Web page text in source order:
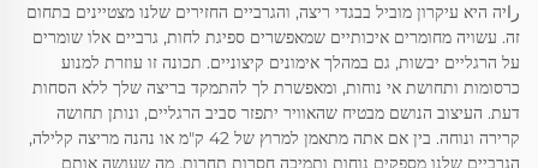
راיה היא עיקרון מוביל בבגדי ריצה, והגרביים החזירים שלנו מצטיינים בתחום
זה. עשויה מחומרים איכותיים שמאפשרים ספיגת לחות, גרביים אלו שומרים
על הרגליים יבשות, גם במהלך אימונים קיצוניים. תכונה זו עוזרת למנוע
כרסומות ותחושת אי נוחות, ומאפשרת לך להתמקד בריצה שלך ללא הסחות
דעת. העיצוב הנושם מבטיח שהאוויר יתפזר סביב הרגליים, ונותן תחושה
קרירה ונוחה. בין אם אתה מתאמן למרוץ של 42 ק"מ או נהנה מריצה קלילה,
הגרביים שלנו מספקים נוחות ותמיכה חסרות תחרות, מה שעושה אותם